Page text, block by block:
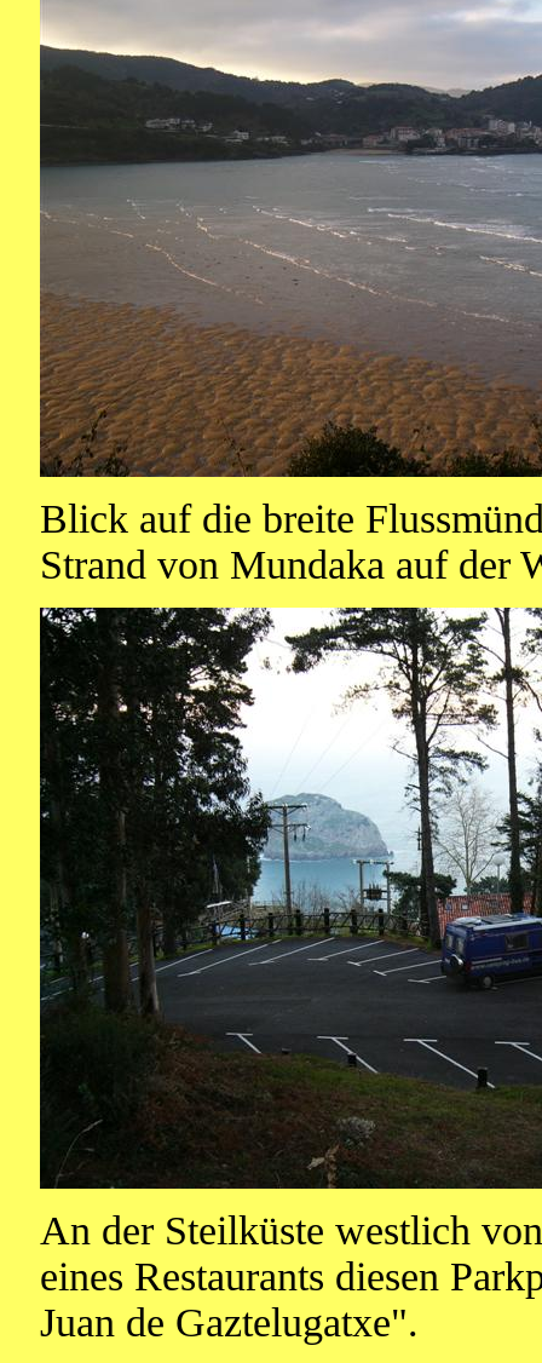
Blick auf die breite
Strand von Mundaka auf der
An der Steilküste westlich
eines Restaurants diesen
Juan de Gaztelugatxe".